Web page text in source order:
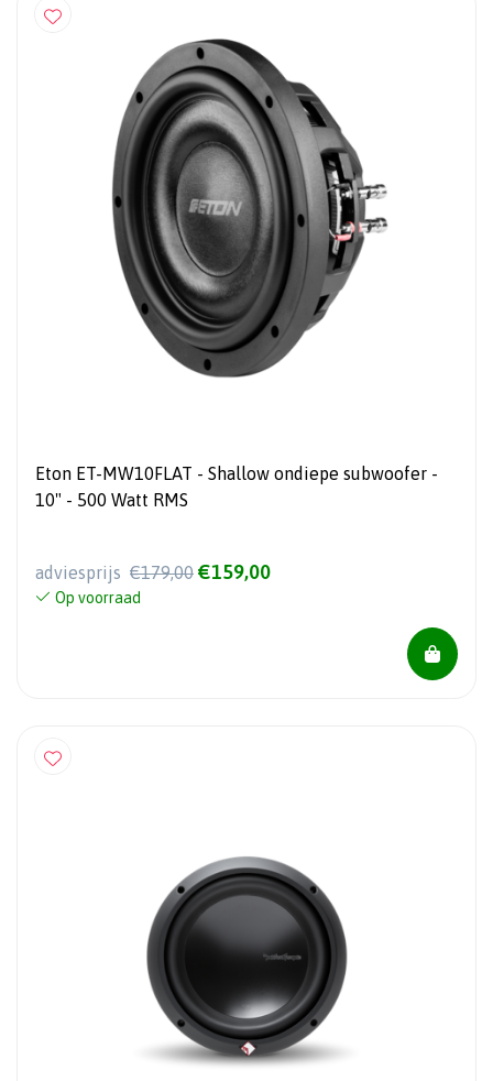
Eton ET-MW10FLAT - Shallow ondiepe subwoofer -
10" - 500 Watt RMS
adviesprijs €179,00 €159,00
Op voorraad